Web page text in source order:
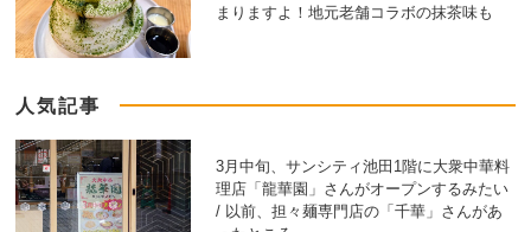
まりますよ！地元老舗コラボの抹茶味も
人気記事
3月中旬、サンシティ池田1階に大衆中華料
理店「龍華園」さんがオープンするみたい
/ 以前、担々麺専門店の「千華」さんがあ